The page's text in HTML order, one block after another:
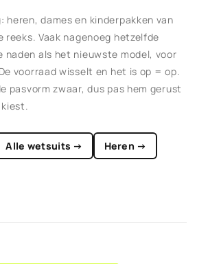
dames en kinderpakken van
reeks. Vaak nagenoeg hetzelfde
naden als het nieuwste model, voor
voorraad wisselt en het is op = op.
pasvorm zwaar, dus pas hem gerust
kiest.
Alle wetsuits → Heren →